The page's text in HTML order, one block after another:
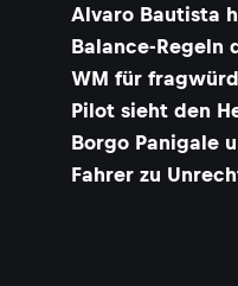
Alvaro Bautista
Balance-Regeln
WM für
Pilot sieht den
Borgo Panigale
Fahrer zu